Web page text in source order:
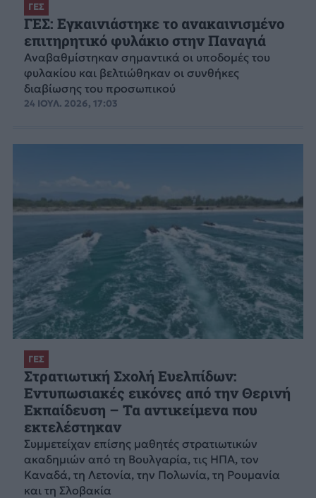
ΓΕΣ
ΓΕΣ: Εγκαινιάστηκε το ανακαινισμένο
επιτηρητικό φυλάκιο στην Παναγιά
Αναβαθμίστηκαν σημαντικά οι υποδομές του
φυλακίου και βελτιώθηκαν οι συνθήκες
διαβίωσης του προσωπικού
24 ΙΟΥΛ. 2026, 17:03
ΓΕΣ
Στρατιωτική Σχολή Ευελπίδων:
Εντυπωσιακές εικόνες από την Θερινή
Εκπαίδευση – Τα αντικείμενα που
εκτελέστηκαν
Συμμετείχαν επίσης μαθητές στρατιωτικών
ακαδημιών από τη Βουλγαρία, τις ΗΠΑ, τον
Καναδά, τη Λετονία, την Πολωνία, τη Ρουμανία
και τη Σλοβακία